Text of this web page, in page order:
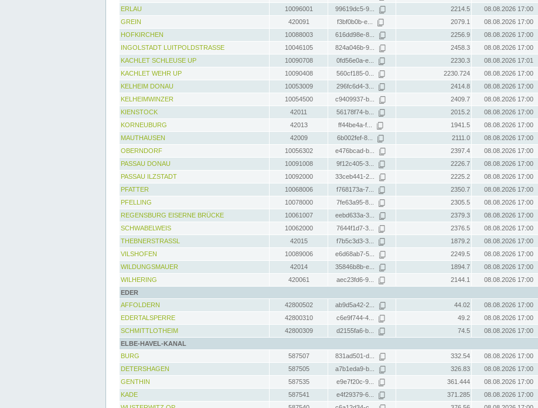
ERLAU
10096001 99619dc5-9... 2214.5
08.08.2026 17:00
GREIN
420091 f3bf0b0b-e... 2079.1
08.08.2026 17:00
HOFKIRCHEN
10088003 616dd98e-8... 2256.9
08.08.2026 17:00
INGOLSTADT LUITPOLDSTRASSE
10046105 824a046b-9... 2458.3
08.08.2026 17:00
KACHLET SCHLEUSE UP
10090708 0fd56e0a-e... 2230.3
08.08.2026 17:01
KACHLET WEHR UP
10090408 560cf185-0... 2230.724
08.08.2026 17:00
KELHEIM DONAU
10053009 296fc6d4-3... 2414.8
08.08.2026 17:00
KELHEIMWINZER
10054500 c9409937-b... 2409.7
08.08.2026 17:00
KIENSTOCK
42011 56178f74-b... 2015.2
08.08.2026 17:00
KORNEUBURG
42013 ff44be4a-f... 1941.5
08.08.2026 17:00
MAUTHAUSEN
42009 6b002fef-8... 2111.0
08.08.2026 17:00
OBERNDORF
10056302 e476bcad-b... 2397.4
08.08.2026 17:00
PASSAU DONAU
10091008 9f12c405-3... 2226.7
08.08.2026 17:00
PASSAU ILZSTADT
10092000 33ceb441-2... 2225.2
08.08.2026 17:00
PFATTER
10068006 f768173a-7... 2350.7
08.08.2026 17:00
PFELLING
10078000 7fe63a95-8... 2305.5
08.08.2026 17:00
REGENSBURG EISERNE BRÜCKE
10061007 eebd633a-3... 2379.3
08.08.2026 17:00
SCHWABELWEIS
10062000 7644f1d7-3... 2376.5
08.08.2026 17:00
THEBNERSTRASSL
42015 f7b5c3d3-3... 1879.2
08.08.2026 17:00
VILSHOFEN
10089006 e6d68ab7-5... 2249.5
08.08.2026 17:00
WILDUNGSMAUER
42014 35846b8b-e... 1894.7
08.08.2026 17:00
WILHERING
420061 aec23fd6-9... 2144.1
08.08.2026 17:00
EDER
AFFOLDERN
42800502 ab9d5a42-2... 44.02
08.08.2026 17:00
EDERTALSPERRE
42800310 c6e9f744-4... 49.2
08.08.2026 17:00
SCHMITTLOTHEIM
42800309 d2155fa6-b... 74.5
08.08.2026 17:00
ELBE-HAVEL-KANAL
BURG
587507 831ad501-d... 332.54
08.08.2026 17:00
DETERSHAGEN
587505 a7b1eda9-b... 326.83
08.08.2026 17:00
GENTHIN
587535 e9e7f20c-9... 361.444
08.08.2026 17:00
KADE
587541 e4f29379-6... 371.285
08.08.2026 17:00